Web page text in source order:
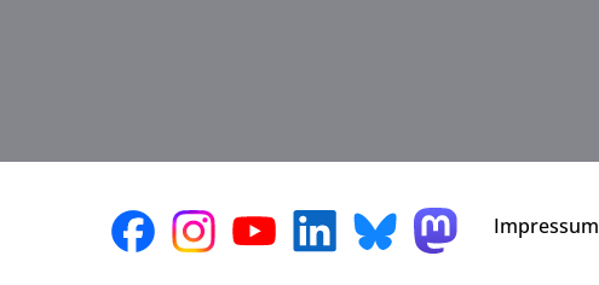
Impressum